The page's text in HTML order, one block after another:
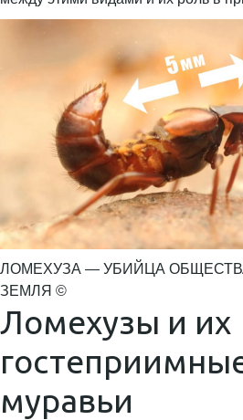
ЛОМЕХУЗА — УБИЙЦА
ЗЕМЛЯ ©
Ломехузы и их
муравьи